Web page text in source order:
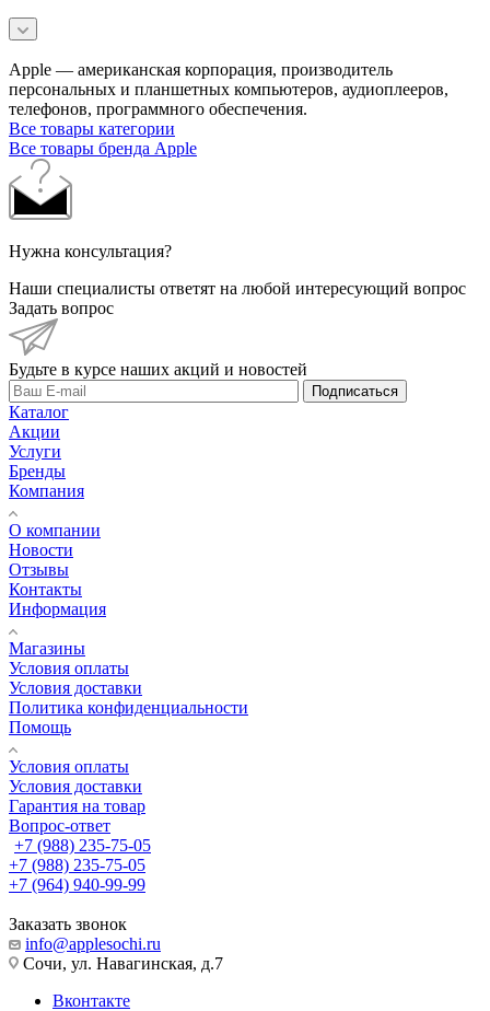
Apple — американская корпорация, производитель
персональных и планшетных компьютеров, аудиоплееров,
телефонов, программного обеспечения.
Все товары категории
Все товары бренда Apple
Нужна консультация?
Наши специалисты ответят на любой интересующий вопрос
Задать вопрос
Будьте в курсе наших акций и новостей
Подписаться
Каталог
Акции
Услуги
Бренды
Компания
О компании
Новости
Отзывы
Контакты
Информация
Магазины
Условия оплаты
Условия доставки
Политика конфиденциальности
Помощь
Условия оплаты
Условия доставки
Гарантия на товар
Вопрос-ответ
+7 (988) 235-75-05
+7 (988) 235-75-05
+7 (964) 940-99-99
Заказать звонок
info@applesochi.ru
Сочи, ул. Навагинская, д.7
Вконтакте